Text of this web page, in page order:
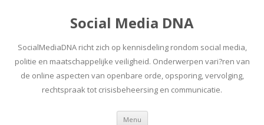
Social Media DNA
SocialMediaDNA richt zich op kennisdeling rondom social media,
politie en maatschappelijke veiligheid. Onderwerpen vari?ren van
de online aspecten van openbare orde, opsporing, vervolging,
rechtspraak tot crisisbeheersing en communicatie.
Menu Spring